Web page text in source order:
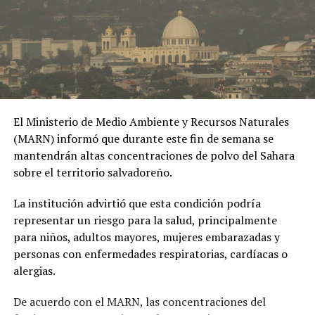
#OPINE. El Gaula de la
Policía capturó en
Ibagué a una joven de
19 años señalada de
extorsionar al hombre
con quien sostuvo una
relación
extramatrimonial, a
quien amenazaba con
exponer material íntimo
y contarle a su esposa
si no le entregaba la
El Ministerio de Medio Ambiente y Recursos Naturales
(MARN) informó que durante este fin de semana se
mantendrán altas concentraciones de polvo del Sahara
sobre el territorio salvadoreño.
La institución advirtió que esta condición podría
representar un riesgo para la salud, principalmente
para niños, adultos mayores, mujeres embarazadas y
personas con enfermedades respiratorias, cardíacas o
alergias.
De acuerdo con el MARN, las concentraciones del